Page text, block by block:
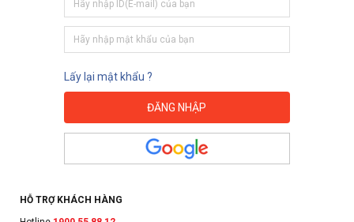
Lấy lại mật khẩu ?
HỖ TRỢ KHÁCH HÀNG